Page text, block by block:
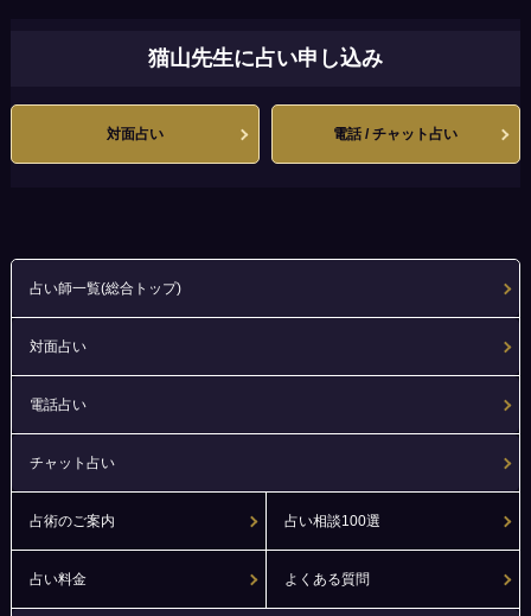
猫山先生に占い申し込み
対面占い 電話 / チャット占い
占い師一覧(総合トップ)
対面占い
電話占い
チャット占い
占術のご案内 占い相談100選
占い料金 よくある質問